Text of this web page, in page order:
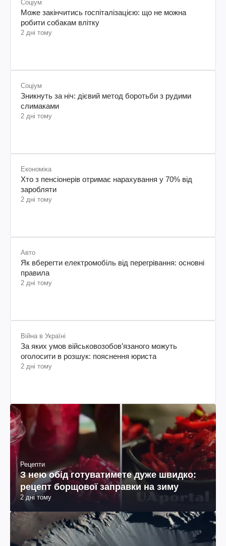
Соціум
Може закінчитись госпіталізацією: що не можна
робити собакам влітку
2 дні тому
Соціум
Зникнуть за ніч: дієвий метод боротьби з рудими
слимаками
2 дні тому
Економіка
Хто з пенсіонерів отримає нарахування у 70% від
заробляти
2 дні тому
Авто
Як вберегти електромобіль від перегрівання: основні
правила
2 дні тому
Війна в Україні
За яких умов військовозобов’язаного можуть
оголосити в розшук: пояснення юриста
2 дні тому
Рецепти
З нею обід готуватимете дуже швидко:
рецепт борщової заправки на зиму
2 дні тому